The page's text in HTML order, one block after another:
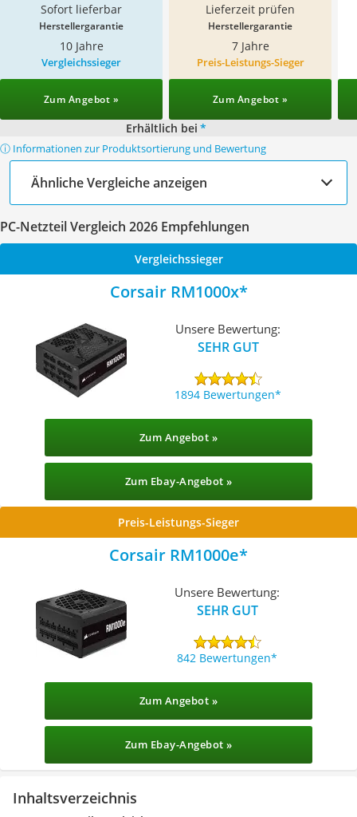
Sofort lieferbar Lieferzeit prüfen
Herstellergarantie
10 Jahre
Herstellergarantie
7 Jahre
Vergleichssieger
Zum Angebot »
Preis-Leistungs-Sieger
Zum Angebot »
Erhältlich bei *
ⓘ Informationen zur Produktsortierung und Bewertung
Ähnliche Vergleiche anzeigen
PC-Netzteil Vergleich 2026 Empfehlungen
Vergleichssieger
Corsair RM1000x
Unsere Bewertung:
SEHR GUT
1894 Bewertungen
Zum Angebot »
Zum Ebay-Angebot »
Preis-Leistungs-Sieger
Corsair RM1000e
Unsere Bewertung:
SEHR GUT
842 Bewertungen
Zum Angebot »
Zum Ebay-Angebot »
Inhaltsverzeichnis